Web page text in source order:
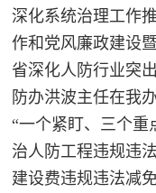
军
人
风
退
深化系统治理工作
作和党风廉政建设
省深化人防行业突
防办洪波主任在我
“一个紧盯、三个重
治人防工程违规违
建设费违规违法减